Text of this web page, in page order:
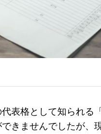
表格として知られる
きませんでしたが、